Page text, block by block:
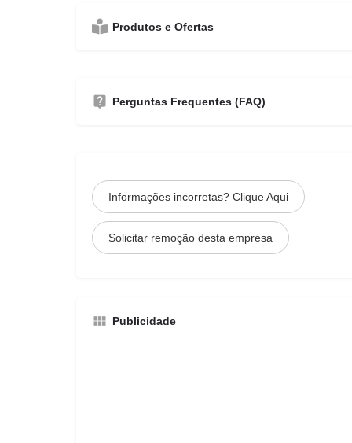
Produtos e Ofertas
Perguntas Frequentes (FAQ)
Informações incorretas? Clique Aqui
Solicitar remoção desta empresa
Publicidade